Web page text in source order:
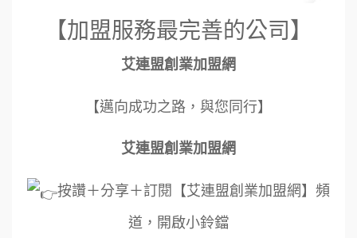
【加盟服務最完善的公司】
艾連盟創業加盟網
【邁向成功之路，與您同行】
艾連盟創業加盟網
按讚＋分享＋訂閱【艾連盟創業加盟網】頻
道，開啟小鈴鐺